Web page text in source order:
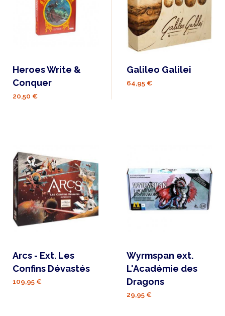
Heroes Write &
Conquer
20,50 €
Galileo Galilei
64,95 €
Arcs - Ext. Les
Confins Dévastés
109,95 €
Wyrmspan ext.
L'Académie des
Dragons
29,95 €